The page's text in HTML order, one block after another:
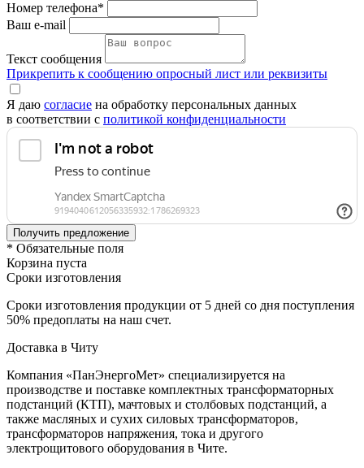
Номер телефона*
Ваш e-mail
Текст сообщения
Прикрепить к сообщению опросный лист или реквизиты
Я даю согласие на обработку персональных данных
в соответствии с политикой конфиденциальности
* Обязательные поля
Корзина пуста
Сроки изготовления
Сроки изготовления продукции от 5 дней со дня поступления
50% предоплаты на наш счет.
Доставка в Читу
Компания «ПанЭнергоМет» специализируется на
производстве и поставке комплектных трансформаторных
подстанций (КТП), мачтовых и столбовых подстанций, а
также масляных и сухих силовых трансформаторов,
трансформаторов напряжения, тока и другого
электрощитового оборудования в Чите.